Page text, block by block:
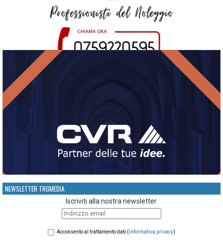
NEWSLETTER TRGMEDIA
Iscriviti alla nostra newsletter
Acconsento al trattamento dati (informativa privacy)